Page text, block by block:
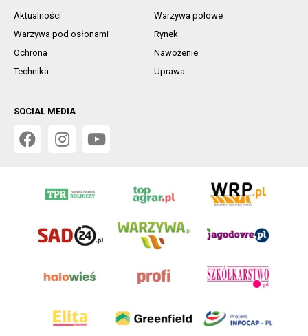
Aktualności
Warzywa polowe
Warzywa pod osłonami
Rynek
Ochrona
Nawożenie
Technika
Uprawa
SOCIAL MEDIA